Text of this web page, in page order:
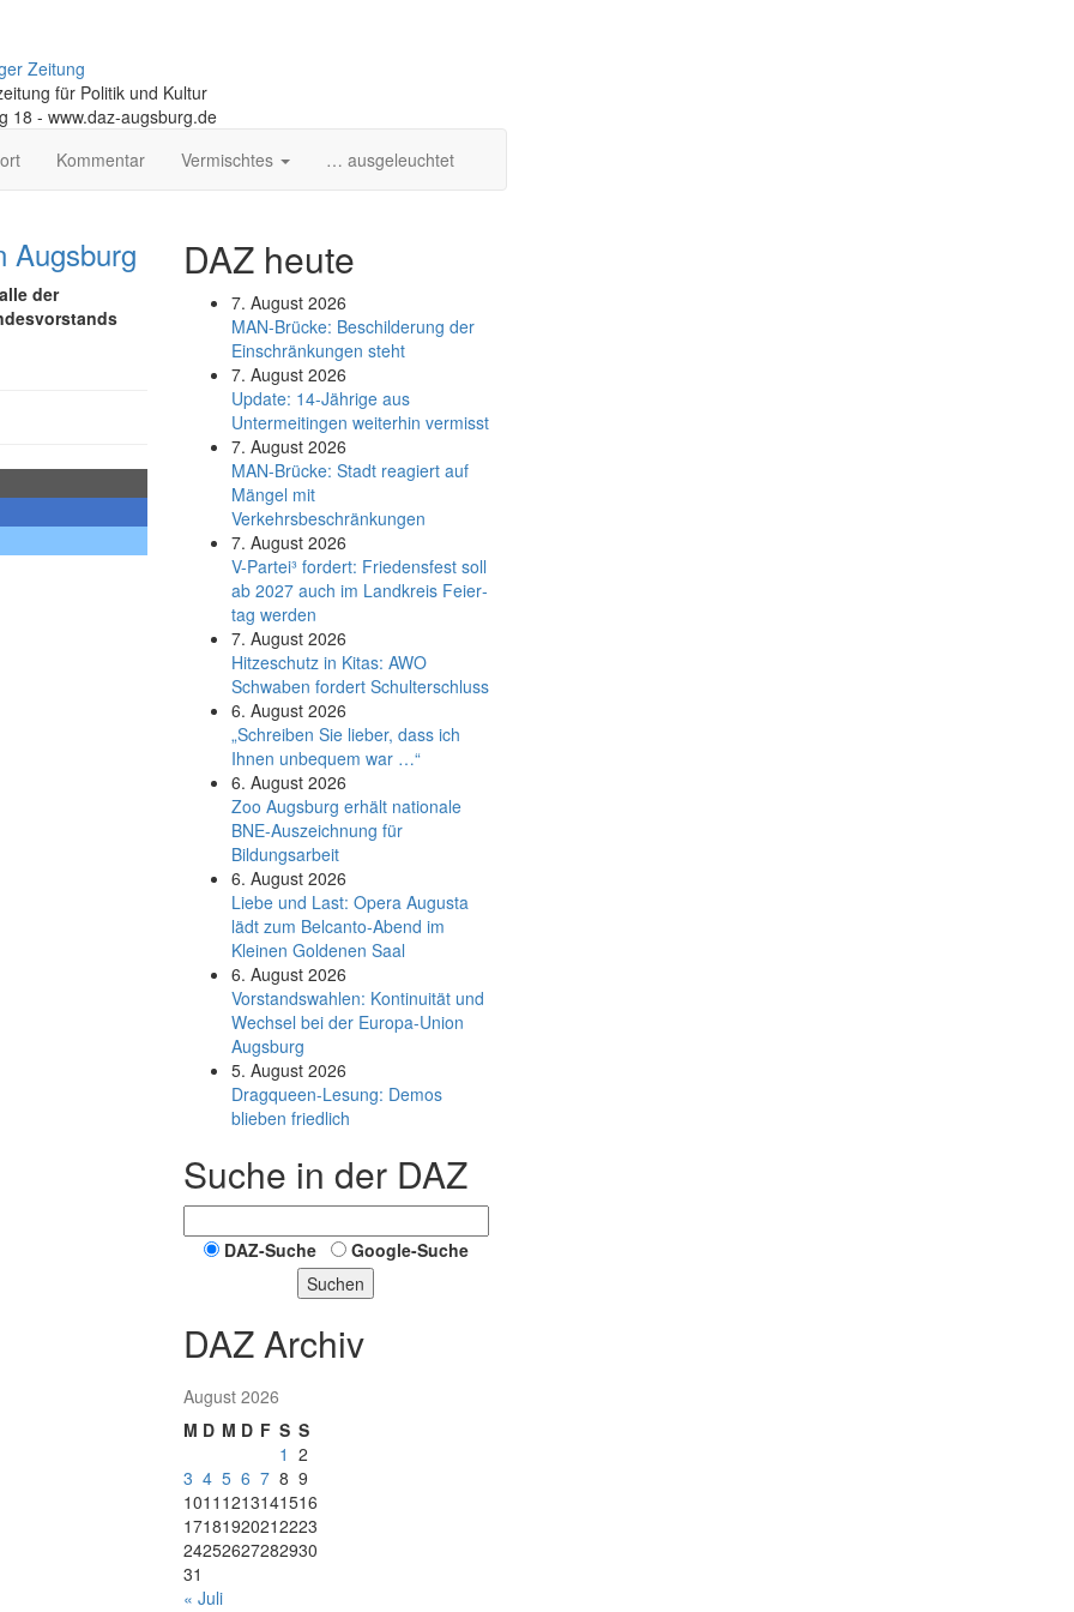
Zeitung
für Politik und Kultur
18 - www.daz-augsburg.de
Kommentar Vermischtes … ausgeleuchtet
Augsburg
der
DAZ heute
7. August 2026
MAN-Brücke: Beschilderung der
Einschränkungen steht
7. August 2026
Update: 14-Jährige aus
Untermeitingen weiterhin vermisst
7. August 2026
MAN-Brücke: Stadt reagiert auf
Mängel mit
Verkehrsbeschränkungen
7. August 2026
V-Partei­³ fordert: Friedens­fest soll
ab 2027 auch im Land­kreis Feier­
tag werden
7. August 2026
Hitzeschutz in Kitas: AWO
Schwaben fordert Schulterschluss
6. August 2026
„Schreiben Sie lieber, dass ich
Ihnen unbequem war …“
6. August 2026
Zoo Augsburg erhält nationale
BNE-Auszeichnung für
Bildungsarbeit
6. August 2026
Liebe und Last: Opera Augusta
lädt zum Belcanto-Abend im
Kleinen Goldenen Saal
6. August 2026
Vorstandswahlen: Kontinuität und
Wechsel bei der Europa-Union
Augsburg
5. August 2026
Dragqueen-Lesung: Demos
blieben friedlich
Suche in der DAZ
DAZ-Suche
Google-Suche
Suchen
DAZ Archiv
August 2026
M D M D F S S
1 2
3 4 5 6 7 8 9
1011 1213141516
17181920212223
24252627282930
31
« Juli